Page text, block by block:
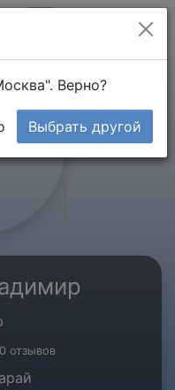
0 отзывов
Верно?
Выбрать другой